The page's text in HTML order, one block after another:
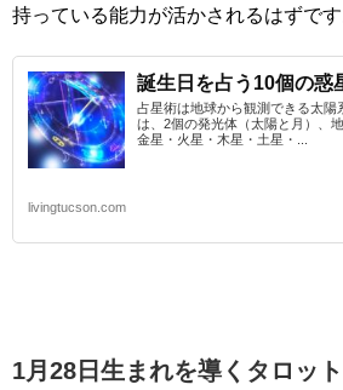
持っている能力が活かされるはずです
誕生日を占う10個の惑
占星術は地球から観測できる太陽
は、2個の発光体（太陽と月）、
金星・火星・木星・土星・...
livingtucson.com
1月28日生まれを導くタロッ